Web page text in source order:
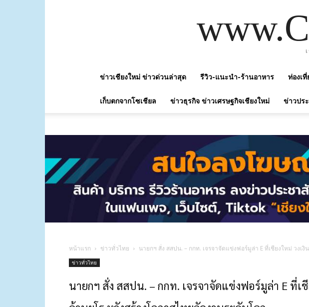
ข่าวเชียงใหม่ ข่าวด่วนล่าสุด รีวิว-แนะนำ-ร้านอาหาร ท่องเ
เก็บตกจากโซเชียล ข่าวธุรกิจ ข่าวเศรษฐกิจเชียงใหม่ ข่าวปร
หน้าแรก ข่าวทั่วไทย นายกฯ สั่ง สสปน. – กกท. เจรจาจัดแข่งฟอร์มูล่า E ที่เชียงใหม่ วงเ
ข่าวทั่วไทย
นายกฯ สั่ง สสปน. – กกท. เจรจาจัดแข่งฟอร์มูล่า E ที่เ